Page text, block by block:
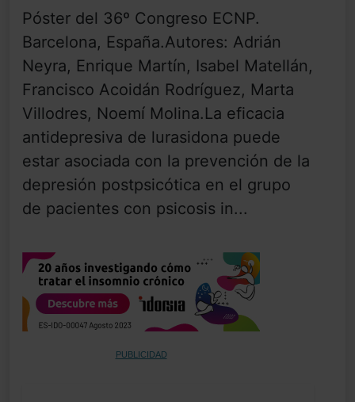
Póster del 36º Congreso ECNP.
Barcelona, ​​España.Autores: Adrián
Neyra, Enrique Martín, Isabel Matellán,
Francisco Acoidán Rodríguez, Marta
Villodres, Noemí Molina.La eficacia
antidepresiva de lurasidona puede
estar asociada con la prevención de la
depresión postpsicótica en el grupo
de pacientes con psicosis in...
PUBLICIDAD